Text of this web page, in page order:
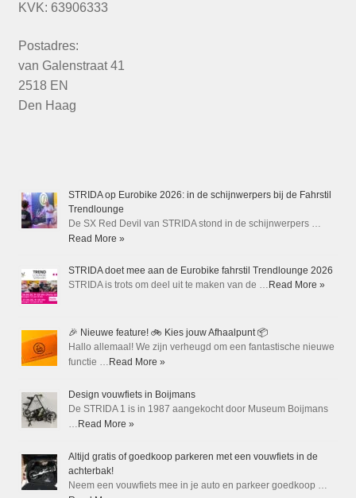
KVK: 63906333
Postadres:
van Galenstraat 41
2518 EN
Den Haag
STRIDA op Eurobike 2026: in de schijnwerpers bij de Fahrstil
Trendlounge
De SX Red Devil van STRIDA stond in de schijnwerpers …
Read More »
STRIDA doet mee aan de Eurobike fahrstil Trendlounge 2026
STRIDA is trots om deel uit te maken van de … Read More »
🎉 Nieuwe feature! 🚲 Kies jouw Afhaalpunt 📦
Hallo allemaal! We zijn verheugd om een fantastische nieuwe
functie … Read More »
Design vouwfiets in Boijmans
De STRIDA 1 is in 1987 aangekocht door Museum Boijmans
… Read More »
Altijd gratis of goedkoop parkeren met een vouwfiets in de
achterbak!
Neem een vouwfiets mee in je auto en parkeer goedkoop …